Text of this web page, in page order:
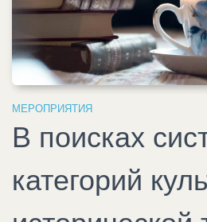
МЕРОПРИЯТИЯ
В поисках
категорий